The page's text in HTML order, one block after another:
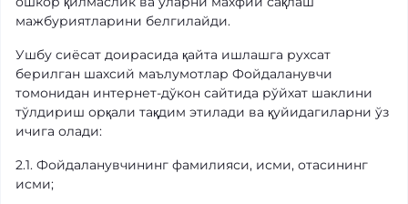
мажбуриятларини белгилайди.
Ушбу сиёсат доирасида қайта ишлашга рухсат
берилган шахсий маълумотлар Фойдаланувчи
томонидан интернет-дўкон сайтида рўйхат шаклини
тўлдириш орқали тақдим этилади ва қуйидагиларни ўз
ичига олади:
2.1. Фойдаланувчининг фамилияси, исми, отасининг
исми;